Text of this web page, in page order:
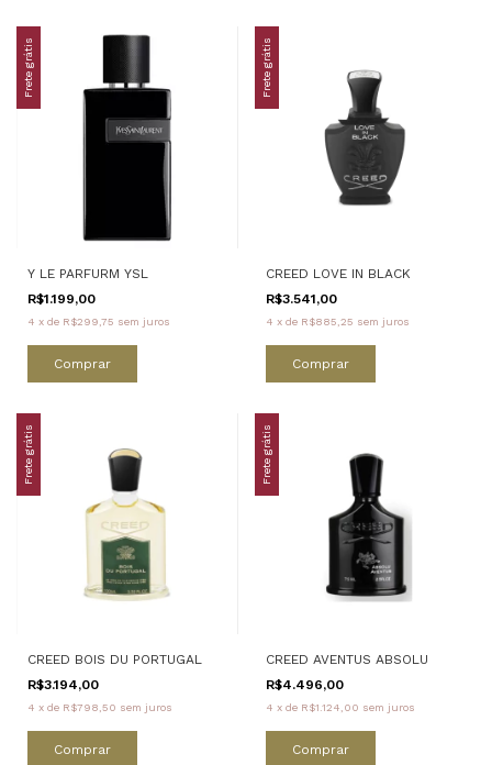
Frete grátis
Y LE PARFURM YSL
R$1.199,00
4 x de R$299,75 sem juros
Frete grátis
CREED LOVE IN BLACK
R$3.541,00
4 x de R$885,25 sem juros
Comprar
Frete grátis
CREED BOIS DU PORTUGAL
R$3.194,00
4 x de R$798,50 sem juros
Comprar
Frete grátis
CREED AVENTUS ABSOLU
R$4.496,00
4 x de R$1.124,00 sem juros
Comprar